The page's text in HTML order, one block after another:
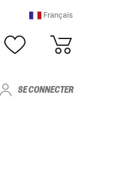
Français
SE CONNECTER